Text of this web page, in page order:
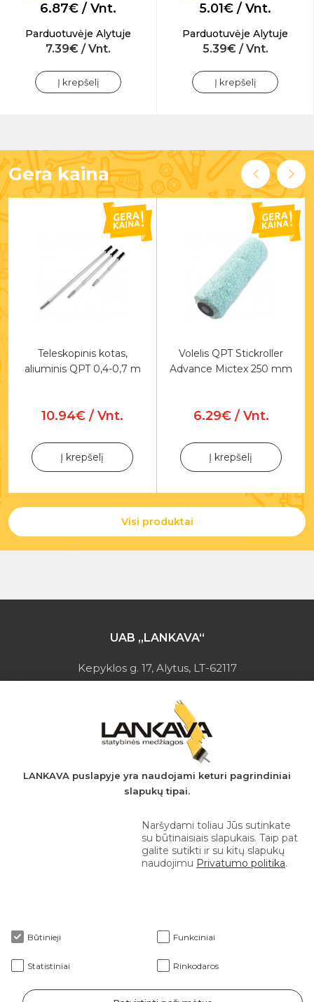
6.87€ / Vnt.
Parduotuvėje Alytuje
7.39€ / Vnt.
Į krepšelį
5.01€ / Vnt.
Parduotuvėje Alytuje
5.39€ / Vnt.
Į krepšelį
Gera kaina
Visi produktai
Teleskopinis kotas,
aliuminis QPT 0,4-0,7 m
10.94€ / Vnt.
Į krepšelį
Volelis QPT Stickroller
Advance Mictex 250 mm
6.29€ / Vnt.
Į krepšelį
UAB „LANKAVA“
Kepyklos g. 17, Alytus, LT-62117
Įmonės kodas: 149728275
PVM mokėtojo kodas: LT497282716
A.s.: LT037044060001923651
AB SEB bankas
+370 610 42 222
Apie mus
Klientams
LANKAVA puslapyje yra naudojami keturi pagrindiniai
slapukų tipai.
Naršydami toliau Jūs sutinkate
su būtinaisiais slapukais. Taip pat
galite sutikti ir su kitų slapukų
naudojimu Privatumo politika.
Būtinieji Funkciniai
Statistiniai Rinkodaros